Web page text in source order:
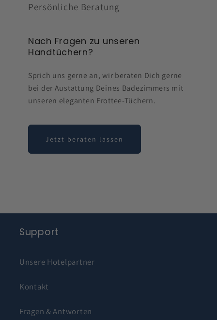
Persönliche Beratung
Nach Fragen zu unseren
Handtüchern?
Sprich uns gerne an, wir beraten Dich gerne
bei der Austattung Deines Badezimmers mit
unseren eleganten Frottee-Tüchern.
Jetzt beraten lassen
Support
Unsere Hotelpartner
Kontakt
Fragen & Antworten